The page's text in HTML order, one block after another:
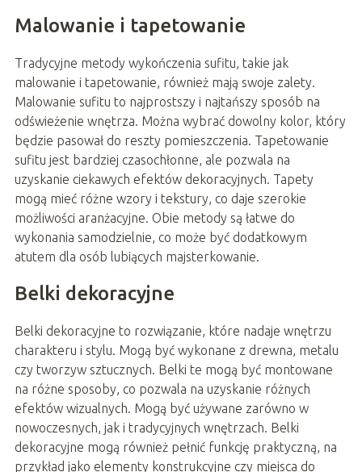
Malowanie i tapetowanie
Tradycyjne metody wykończenia sufitu, takie jak
malowanie i tapetowanie, również mają swoje zalety.
Malowanie sufitu to najprostszy i najtańszy sposób na
odświeżenie wnętrza. Można wybrać dowolny kolor, który
będzie pasował do reszty pomieszczenia. Tapetowanie
sufitu jest bardziej czasochłonne, ale pozwala na
uzyskanie ciekawych efektów dekoracyjnych. Tapety
mogą mieć różne wzory i tekstury, co daje szerokie
możliwości aranżacyjne. Obie metody są łatwe do
wykonania samodzielnie, co może być dodatkowym
atutem dla osób lubiących majsterkowanie.
Belki dekoracyjne
Belki dekoracyjne to rozwiązanie, które nadaje wnętrzu
charakteru i stylu. Mogą być wykonane z drewna, metalu
czy tworzyw sztucznych. Belki te mogą być montowane
na różne sposoby, co pozwala na uzyskanie różnych
efektów wizualnych. Mogą być używane zarówno w
nowoczesnych, jak i tradycyjnych wnętrzach. Belki
dekoracyjne mogą również pełnić funkcję praktyczną, na
przykład jako elementy konstrukcyjne czy miejsca do